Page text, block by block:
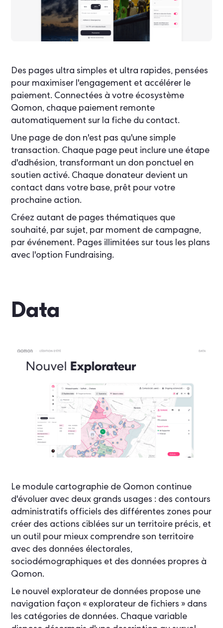
Des pages ultra simples et ultra rapides, pensées
pour maximiser l'engagement et accélérer le
paiement. Connectées à votre écosystème
Qomon, chaque paiement remonte
automatiquement sur la fiche du contact.
Une page de don n'est pas qu'une simple
transaction. Chaque page peut inclure une étape
d'adhésion, transformant un don ponctuel en
soutien activé. Chaque donateur devient un
contact dans votre base, prêt pour votre
prochaine action.
Créez autant de pages thématiques que
souhaité, par sujet, par moment de campagne,
par événement. Pages illimitées sur tous les plans
avec l'option Fundraising.
Data
Le module cartographie de Qomon continue
d'évoluer avec deux grands usages : des contours
administratifs officiels des différentes zones pour
créer des actions ciblées sur un territoire précis, et
un outil pour mieux comprendre son territoire
avec des données électorales,
sociodémographiques et des données propres à
Qomon.
Le nouvel explorateur de données propose une
navigation façon « explorateur de fichiers » dans
les catégories de données. Chaque variable